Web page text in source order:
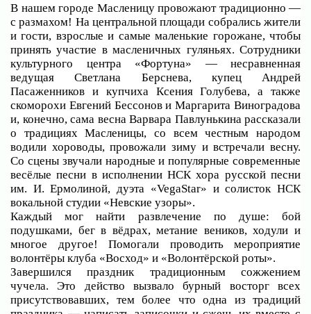
В нашем городе Масленицу провожают традиционно —
с размахом! На центральной площади собрались жители
и гости, взрослые и самые маленькие горожане, чтобы
принять участие в масленичных гуляньях. Сотрудники
культурного центра «Фортуна» — несравненная
ведущая Светлана Берснева, купец Андрей
Пасаженников и купчиха Ксения Голубева, а также
скоморохи Евгений Бессонов и Маргарита Виноградова
и, конечно, сама весна Варвара Павлунькина рассказали
о традициях Масленицы, со всем честным народом
водили хороводы, провожали зиму и встречали весну.
Со сцены звучали народные и популярные современные
весёлые песни в исполнении НСК хора русской песни
им. И. Ермолиной, дуэта «VegaStar» и солисток НСК
вокальной студии «Невские узоры».
Каждый мог найти развлечение по душе: бой
подушками, бег в вёдрах, метание веников, ходули и
многое другое! Помогали проводить мероприятие
волонтёры клуба «Восход» и «Волонтёрской роты».
Завершился праздник традиционным сожжением
чучела. Это действо вызвало бурный восторг всех
присутствовавших, тем более что одна из традиций